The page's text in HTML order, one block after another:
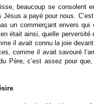
beaucoup se
a payé pour nous.
un commerçant envers
était ainsi, quelle
il avait connu la joie
comme il avait savouré
Père, c’est assez pour